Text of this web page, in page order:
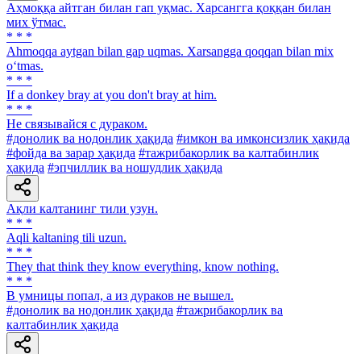
Аҳмоққа айтган билан гап уқмас. Харсангга қоққан билан
мих ўтмас.
* * *
Ahmoqqa aytgan bilan gap uqmas. Xarsangga qoqqan bilan mix
o‘tmas.
* * *
If a donkey bray at you don't bray at him.
* * *
He связывайся с дураком.
#донолик ва нодонлик ҳақида #имкон ва имконсизлик ҳақида
#фойда ва зарар ҳақида #тажрибакорлик ва калтабинлик
ҳақида #эпчиллик ва ношудлик ҳақида
Ақли калтанинг тили узун.
* * *
Aqli kaltaning tili uzun.
* * *
They that think they know everything, know nothing.
* * *
В умницы попал, а из дураков не вышел.
#донолик ва нодонлик ҳақида #тажрибакорлик ва
калтабинлик ҳақида